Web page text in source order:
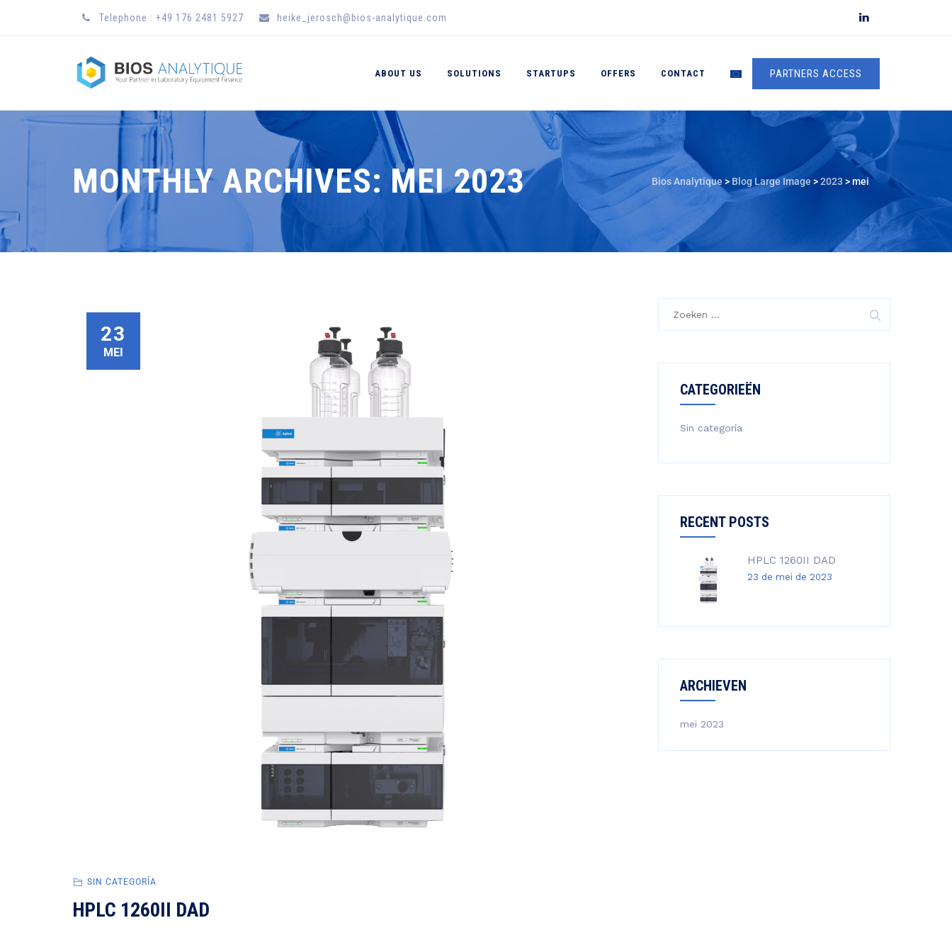
Telephone : +49 176 2481 5927 heike_jerosch@bios-analytique.com
PARTNERS ACCESS
ABOUT US SOLUTIONS STARTUPS OFFERS CONTACT
MONTHLY ARCHIVES: MEI 2023 Bios Analytique > Blog Large Image >2023>mei
23
MEI
SIN CATEGORÍA
HPLC 1260II DAD
CATEGORIEËN
Sin categoría
RECENT POSTS
HPLC 1260II DAD
23 de mei de 2023
ARCHIEVEN
mei 2023